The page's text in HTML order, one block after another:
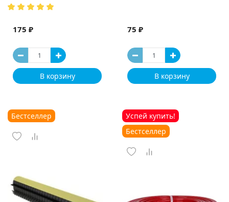
175 ₽
В корзину
75 ₽
В корзину
Бестселлер
Успей купить!
Бестселлер